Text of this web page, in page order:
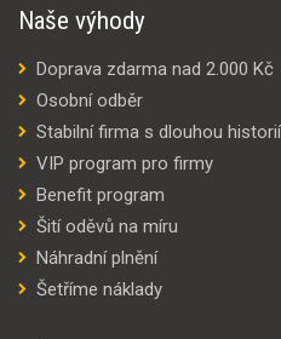
Naše výhody
Doprava zdarma nad 2.000 Kč
Osobní odběr
Stabilní firma s dlouhou historií
VIP program pro firmy
Benefit program
Šití oděvů na míru
Náhradní plnění
Šetříme náklady